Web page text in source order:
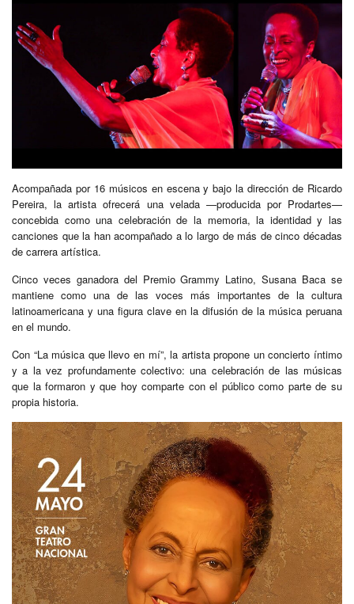
Acompañada por 16 músicos en escena y bajo la dirección de Ricardo
Pereira, la artista ofrecerá una velada —producida por Prodartes—
concebida como una celebración de la memoria, la identidad y las
canciones que la han acompañado a lo largo de más de cinco décadas
de carrera artística.
Cinco veces ganadora del Premio Grammy Latino, Susana Baca se
mantiene como una de las voces más importantes de la cultura
latinoamericana y una figura clave en la difusión de la música peruana
en el mundo.
Con “La música que llevo en mí”, la artista propone un concierto íntimo
y a la vez profundamente colectivo: una celebración de las músicas
que la formaron y que hoy comparte con el público como parte de su
propia historia.